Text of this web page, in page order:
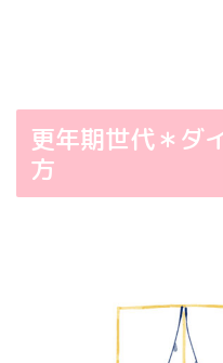
更年期世代＊ダ
方